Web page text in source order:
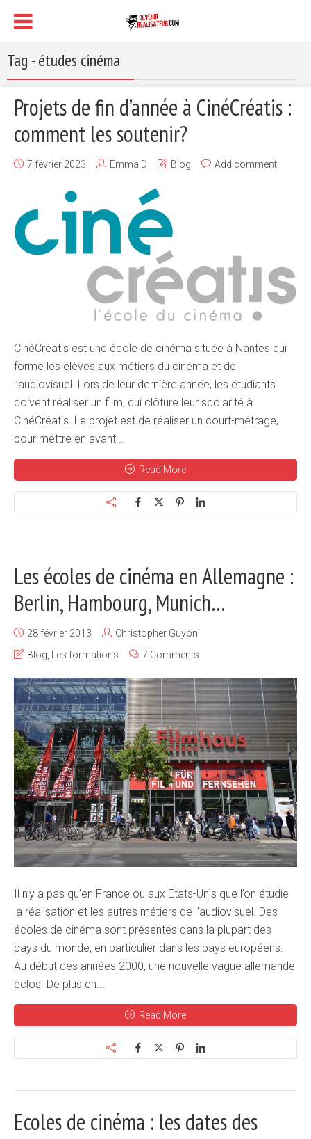
Tag - études cinéma
Projets de fin d’année à CinéCréatis :
comment les soutenir?
7 février 2023 Emma D Blog Add comment
CinéCréatis est une école de cinéma située à Nantes qui
forme les élèves aux métiers du cinéma et de
l’audiovisuel. Lors de leur dernière année, les étudiants
doivent réaliser un film, qui clôture leur scolarité à
CinéCréatis. Le projet est de réaliser un court-métrage,
pour mettre en avant...
Read More
Les écoles de cinéma en Allemagne :
Berlin, Hambourg, Munich…
28 février 2013
Christopher Guyon
Blog, Les formations 7 Comments
Il n’y a pas qu’en France ou aux Etats-Unis que l’on étudie
la réalisation et les autres métiers de l’audiovisuel. Des
écoles de cinéma sont présentes dans la plupart des
pays du monde, en particulier dans les pays européens.
Au début des années 2000, une nouvelle vague allemande
éclos. De plus en...
Read More
Ecoles de cinéma : les dates des